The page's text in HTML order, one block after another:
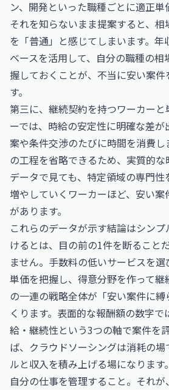
ン、開発といった職種ごとに適正単
それを知らないまま提案すると、
を「普通」と感じてしまいます。
ベースを活用して、自分の職種の
握しておくことが、不当に安い案
す。
第三に、継続契約を持つワーカー
ーでは、時給の安定性に明確な差が
案や条件交渉のたびに時間を消費
の工程を省略できるため、実質的な
データで見ても、特定領域の専門
増やしていくワーカーほど、安い
があります。
これらのデータが示す結論はシン
けるとは、目の前の1件を断ること
ません。手数料の低いサービスを
単価を把握し、得意分野を作って継
の一連の戦略全体が「安い案件に
くります。表面的な報酬額の数字
給・継続性という3つの軸で案件を
ば、クラウドソーシングは消耗の
ルと収入を積み上げる場になりま
自分の仕事を管理すること。それ